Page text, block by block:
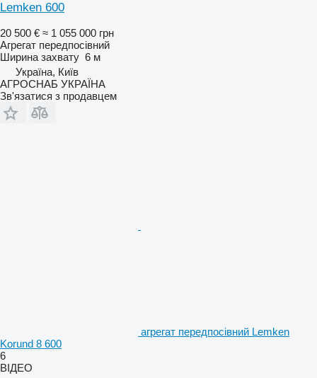
Lemken 600
20 500 € ≈ 1 055 000 грн
Агрегат передпосівний
Ширина захвату 6 м
Україна, Київ
АГРОСНАБ УКРАЇНА
Зв'язатися з продавцем
агрегат передпосівний Lemken
Korund 8 600
6
ВІДЕО